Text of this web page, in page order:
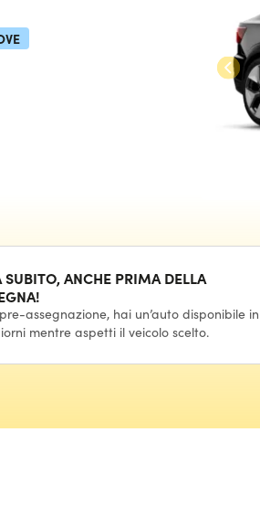
SUBITO, ANCHE PRIMA DELLA
assegnazione, hai un’auto disponibile in
mentre aspetti il veicolo scelto.